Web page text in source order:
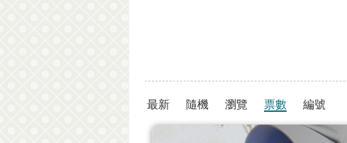
最新 隨機 瀏覽 票數 編號